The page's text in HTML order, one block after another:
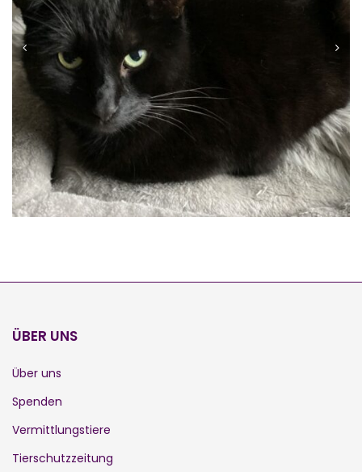
Vermittelt
ÜBER UNS
Über uns
Spenden
Vermittlungstiere
Tierschutzzeitung